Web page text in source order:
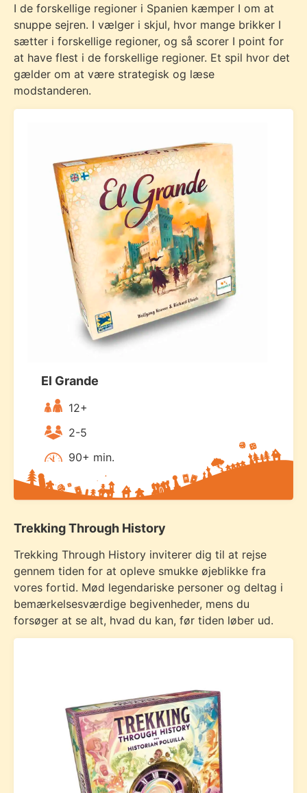
I de forskellige regioner i Spanien kæmper I om at
snuppe sejren. I vælger i skjul, hvor mange brikker I
sætter i forskellige regioner, og så scorer I point for
at have flest i de forskellige regioner. Et spil hvor det
gælder om at være strategisk og læse
modstanderen.
El Grande
12+
2-5
90+ min.
Trekking Through History
Trekking Through History inviterer dig til at rejse
gennem tiden for at opleve smukke øjeblikke fra
vores fortid. Mød legendariske personer og deltag i
bemærkelsesværdige begivenheder, mens du
forsøger at se alt, hvad du kan, før tiden løber ud.